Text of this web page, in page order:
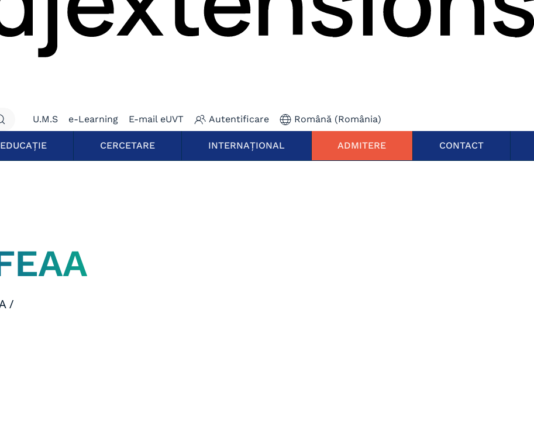
U.M.S e-Learning E-mail eUVT Autentificare Română (România)
EDUCAȚIE CERCETARE INTERNAȚIONAL ADMITERE CONTACT
/